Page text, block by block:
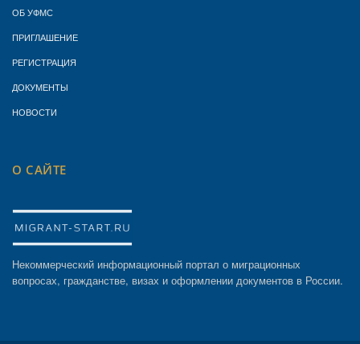
ОБ УФМС
ПРИГЛАШЕНИЕ
РЕГИСТРАЦИЯ
ДОКУМЕНТЫ
НОВОСТИ
О САЙТЕ
Некоммерческий информационный портал о миграционных
вопросах, гражданстве, визах и оформлении документов в России.